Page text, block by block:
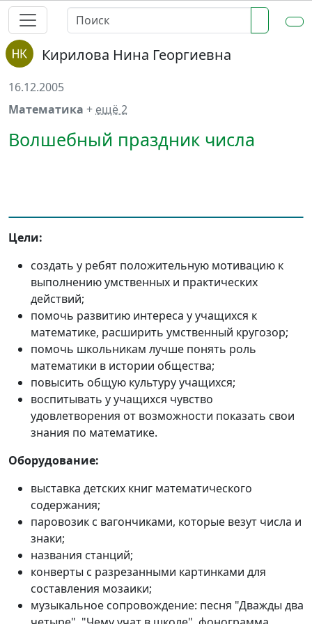
Кирилова Нина Георгиевна
16.12.2005
Математика + ещё 2
Волшебный праздник числа
Цели:
создать у ребят положительную мотивацию к
выполнению умственных и практических
действий;
помочь развитию интереса у учащихся к
математике, расширить умственный кругозор;
помочь школьникам лучше понять роль
математики в истории общества;
повысить общую культуру учащихся;
воспитывать у учащихся чувство
удовлетворения от возможности показать свои
знания по математике.
Оборудование:
выставка детских книг математического
содержания;
паровозик с вагончиками, которые везут числа и
знаки;
названия станций;
конверты с разрезанными картинками для
составления мозаики;
музыкальное сопровождение: песня "Дважды два